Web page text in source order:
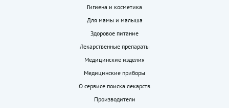
Гигиена и косметика
Для мамы и малыша
Здоровое питание
Лекарственные препараты
Медицинские изделия
Медицинские приборы
О сервисе поиска лекарств
Производители